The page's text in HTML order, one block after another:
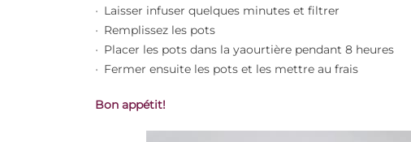
Laisser infuser quelques minutes et filtrer
Remplissez les pots
Placer les pots dans la yaourtière pendant 8 heures
Fermer ensuite les pots et les mettre au frais
Bon appétit!